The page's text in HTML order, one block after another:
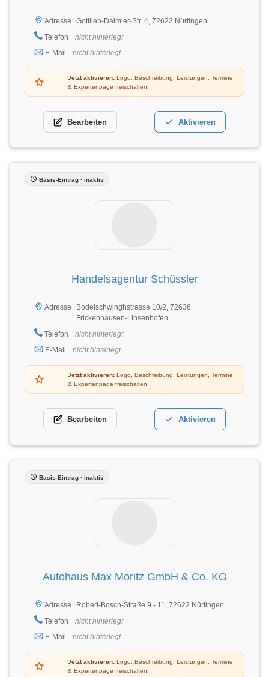
Adresse
Gottlieb-Daimler-Str. 4, 72622 Nürtingen
Telefon
nicht hinterlegt
E-Mail
nicht hinterlegt
Jetzt aktivieren: Logo, Beschreibung, Leistungen, Termine
& Expertenpage freischalten.
Bearbeiten Aktivieren
Basis-Eintrag · inaktiv
Handelsagentur Schüssler
Adresse
Bodelschwinghstrasse 10/2, 72636
Frickenhausen-Linsenhofen
Telefon
nicht hinterlegt
E-Mail
nicht hinterlegt
Jetzt aktivieren: Logo, Beschreibung, Leistungen, Termine
& Expertenpage freischalten.
Bearbeiten Aktivieren
Basis-Eintrag · inaktiv
Autohaus Max Moritz GmbH & Co. KG
Adresse
Robert-Bosch-Straße 9 - 11, 72622 Nürtingen
Telefon
nicht hinterlegt
E-Mail
nicht hinterlegt
Jetzt aktivieren: Logo, Beschreibung, Leistungen, Termine
& Expertenpage freischalten.